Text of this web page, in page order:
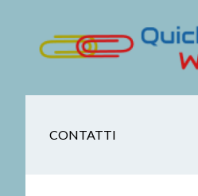
secondary
primary
footer
CONTATTI